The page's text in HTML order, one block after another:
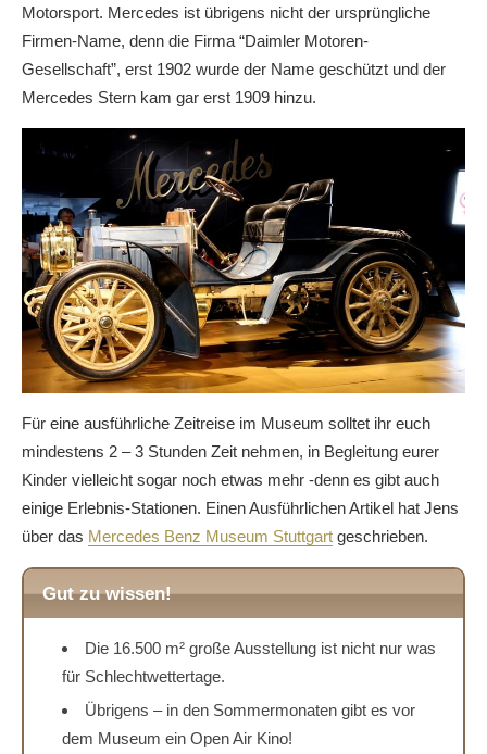
Motorsport. Mercedes ist übrigens nicht der ursprüngliche
Firmen-Name, denn die Firma “Daimler Motoren-
Gesellschaft”, erst 1902 wurde der Name geschützt und der
Mercedes Stern kam gar erst 1909 hinzu.
Für eine ausführliche Zeitreise im Museum solltet ihr euch
mindestens 2 – 3 Stunden Zeit nehmen, in Begleitung eurer
Kinder vielleicht sogar noch etwas mehr -denn es gibt auch
einige Erlebnis-Stationen. Einen Ausführlichen Artikel hat Jens
über das Mercedes Benz Museum Stuttgart geschrieben.
Gut zu wissen!
Die 16.500 m² große Ausstellung ist nicht nur was
für Schlechtwettertage.
Übrigens – in den Sommermonaten gibt es vor
dem Museum ein Open Air Kino!